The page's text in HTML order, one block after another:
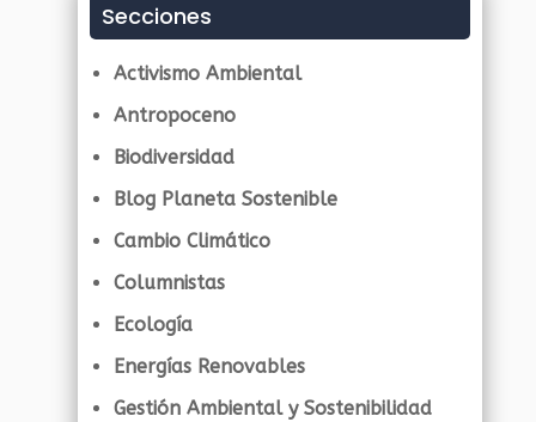
Secciones
Activismo Ambiental
Antropoceno
Biodiversidad
Blog Planeta Sostenible
Cambio Climático
Columnistas
Ecología
Energías Renovables
Gestión Ambiental y Sostenibilidad